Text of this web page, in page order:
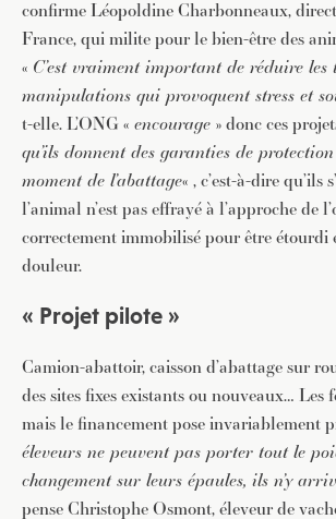
confirme Léopoldine Charbonneaux,
France, qui milite pour le bien-être des
« C’est vraiment important de réduire les
manipulations qui provoquent stress et
t-elle. L’ONG « encourage » donc ces
qu’ils donnent des garanties de
moment de l’abattage« , c’est-à-dire qu’ils
l’animal n’est pas effrayé à l’approche de
correctement immobilisé pour être étourdi
douleur.
« Projet pilote »
Camion-abattoir, caisson d’abattage sur
des sites fixes existants ou nouveaux… Les
mais le financement pose invariablement
éleveurs ne peuvent pas porter tout le
changement sur leurs épaules, ils n’y
pense Christophe Osmont, éleveur de